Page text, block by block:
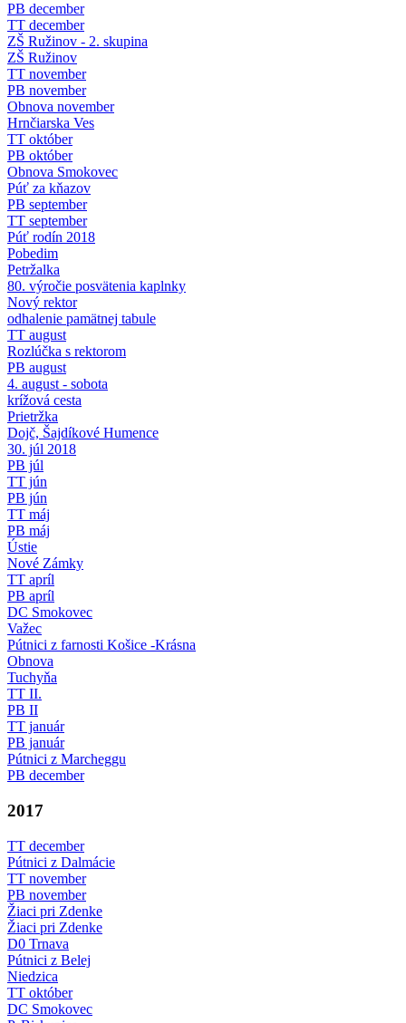
PB december
TT december
ZŠ Ružinov - 2. skupina
ZŠ Ružinov
TT november
PB november
Obnova november
Hrnčiarska Ves
TT október
PB október
Obnova Smokovec
Púť za kňazov
PB september
TT september
Púť rodín 2018
Pobedim
Petržalka
80. výročie posvätenia kaplnky
Nový rektor
odhalenie pamätnej tabule
TT august
Rozlúčka s rektorom
PB august
4. august - sobota
krížová cesta
Prietržka
Dojč, Šajdíkové Humence
30. júl 2018
PB júl
TT jún
PB jún
TT máj
PB máj
Ústie
Nové Zámky
TT apríl
PB apríl
DC Smokovec
Važec
Pútnici z farnosti Košice -Krásna
Obnova
Tuchyňa
TT II.
PB II
TT január
PB január
Pútnici z Marcheggu
PB december
2017
TT december
Pútnici z Dalmácie
TT november
PB november
Žiaci pri Zdenke
Žiaci pri Zdenke
D0 Trnava
Pútnici z Belej
Niedzica
TT október
DC Smokovec